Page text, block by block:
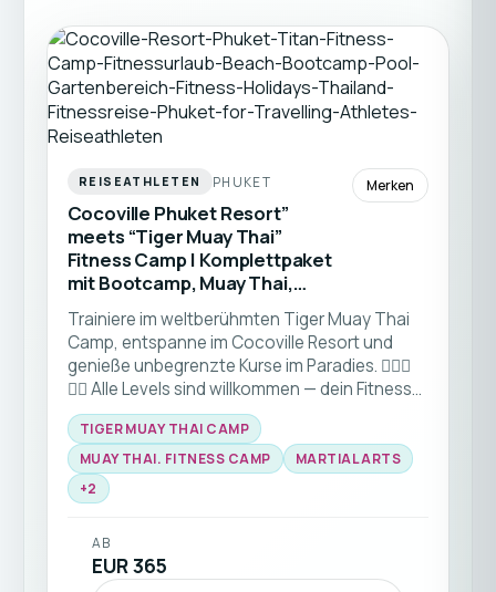
REISEATHLETEN PHUKET
Cocoville Phuket Resort”
meets “Tiger Muay Thai”
Fitness Camp | Komplettpaket
mit Bootcamp, Muay Thai,
Crosstraining & Yoga –
Fitnessurlaub Thailand
Merken
Trainiere im weltberühmten Tiger Muay Thai
Camp, entspanne im Cocoville Resort und
genieße unbegrenzte Kurse im Paradies. 🏋️‍♂️🌴
🧘‍♂️ Alle Levels sind willkommen — dein Fitness-
Urlaub unter der Sonne Phukets wartet.
TIGER MUAY THAI CAMP
MUAY THAI. FITNESS CAMP
MARTIAL ARTS
+2
AB
EUR 365